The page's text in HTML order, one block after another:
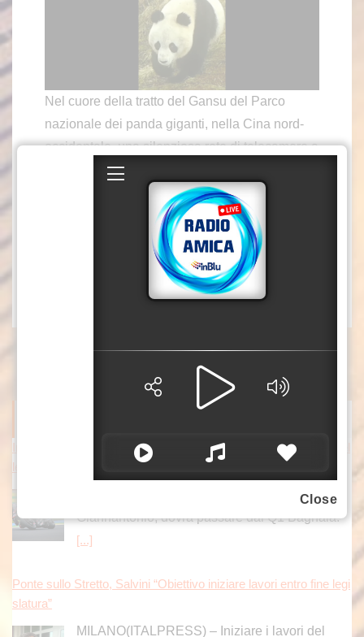
Nel cuore della tratto del Gansu del Parco
nazionale dei panda giganti, nella Cina nord-
occidentale, una silenziosa rete di telecamere a
infrarossi sta svelando un mondo che pochi
hanno la fortuna di vedere: panda giganti
selvatici, rinopitechi dorati e persino takin.
(XINHUA/ITALPRESS).
In Gran Bretagna Bezzecchi torna in sella ed è davanti a tutti nel
le Practice
Il pilota di Rimini precede Fernandez e Di
Giannantonio; dovrà passare dal Q1 Bagnaia.
[...]
Ponte sullo Stretto, Salvini “Obiettivo iniziare lavori entro fine legi
slatura”
MILANO(ITALPRESS) – Iniziare i lavori del
Close